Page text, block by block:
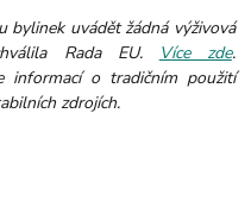
bylinek uvádět žádná výživová
Rada EU.
Více zde.
informací o tradičním použití
zdrojích.